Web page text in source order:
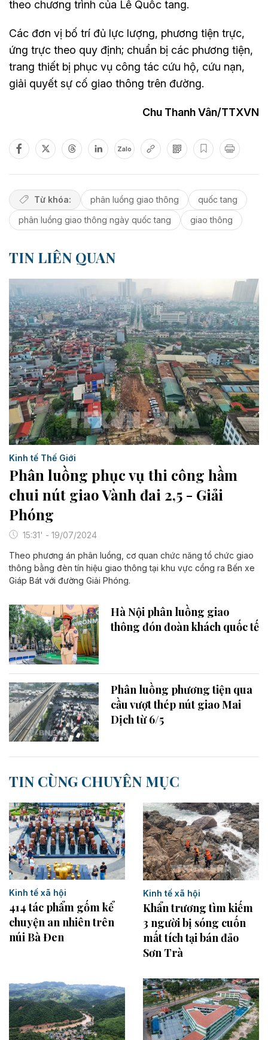
theo chương trình của Lễ Quốc tang.
Các đơn vị bố trí đủ lực lượng, phương tiện trực,
ứng trực theo quy định; chuẩn bị các phương tiện,
trang thiết bị phục vụ công tác cứu hộ, cứu nạn,
giải quyết sự cố giao thông trên đường.
Chu Thanh Vân/TTXVN
Zalo
Từ khóa: phân luồng giao thông
quốc tang
phân luồng giao thông ngày quốc tang
giao thông
TIN LIÊN QUAN
Kinh tế Thế Giới
Phân luồng phục vụ thi công hầm
chui nút giao Vành đai 2,5 - Giải
Phóng
15:31' - 19/07/2024
Theo phương án phân luồng, cơ quan chức năng tổ chức giao
thông bằng đèn tín hiệu giao thông tại khu vực cổng ra Bến xe
Giáp Bát với đường Giải Phóng.
Hà Nội phân luồng giao
thông đón đoàn khách quốc tế
Phân luồng phương tiện qua
cầu vượt thép nút giao Mai
Dịch từ 6/5
TIN CÙNG CHUYÊN MỤC
Kinh tế xã hội
414 tác phẩm gốm kể
chuyện an nhiên trên
núi Bà Đen
Kinh tế xã hội
Khẩn trương tìm kiếm
3 người bị sóng cuốn
mất tích tại bán đảo
Sơn Trà